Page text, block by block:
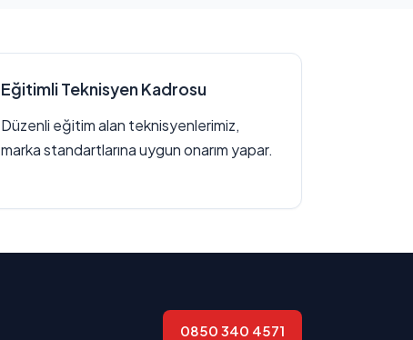
Eğitimli Teknisyen Kadrosu
Düzenli eğitim alan teknisyenlerimiz,
marka standartlarına uygun onarım yapar.
0850 340 4571